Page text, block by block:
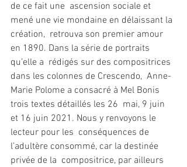
de ce fait une  ascension sociale et
mené une vie mondaine en délaissant la
création,  retrouva son premier amour
en 1890. Dans la série de portraits
qu’elle a  rédigés sur des compositrices
dans les colonnes de Crescendo,  Anne-
Marie Polome a consacré à Mel Bonis
trois textes détaillés les 26  mai, 9 juin
et 16 juin 2021. Nous y renvoyons le
lecteur pour les  conséquences de
l’adultère consommé, car la destinée
privée de la  compositrice, par ailleurs